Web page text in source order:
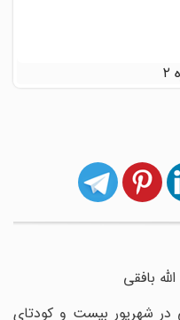
بافقی
شهریور بیست و کودتای